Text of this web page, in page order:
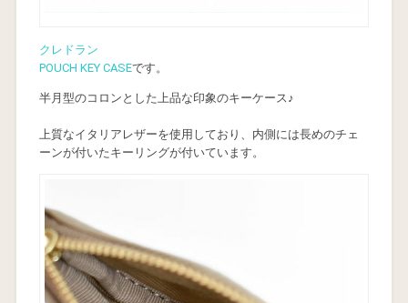
クレドラン
POUCH KEY CASEです。
半月型のコロンとした上品な印象のキーケース♪
上質なイタリアレザーを使用しており、内側には長めのチェ
ーンが付いたキーリングが付いています。